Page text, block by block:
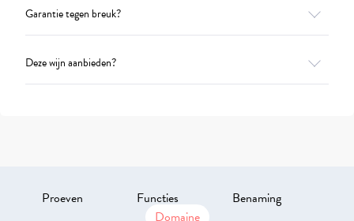
Garantie tegen breuk?
Deze wijn aanbieden?
Proeven Functies
Benaming